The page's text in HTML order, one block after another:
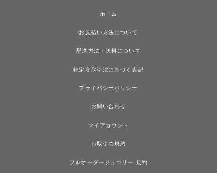
ホーム
お支払い方法について
配送方法・送料について
特定商取引法に基づく表記
プライバシーポリシー
お問い合わせ
マイアカウント
お取引の規約
フルオーダージュエリー 規約